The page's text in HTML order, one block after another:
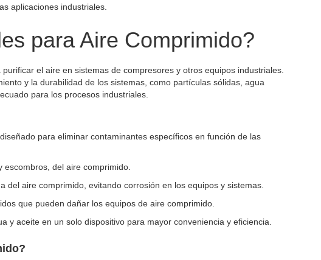
aplicaciones industriales.
para Aire Comprimido?
el aire en sistemas de compresores y otros equipos industriales.
y la durabilidad de los sistemas, como partículas sólidas, agua
para los procesos industriales.
para eliminar contaminantes específicos en función de las
del aire comprimido.
aire comprimido, evitando corrosión en los equipos y sistemas.
que pueden dañar los equipos de aire comprimido.
y aceite en un solo dispositivo para mayor conveniencia y eficiencia.